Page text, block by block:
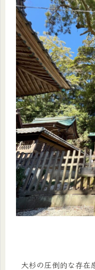
大杉の圧倒的な存在